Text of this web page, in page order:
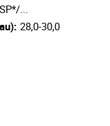
...
28,0-30,0